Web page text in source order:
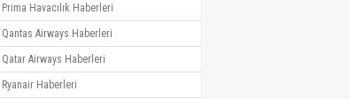
Prima Havacılık Haberleri
Qantas Airways Haberleri
Qatar Airways Haberleri
Ryanair Haberleri